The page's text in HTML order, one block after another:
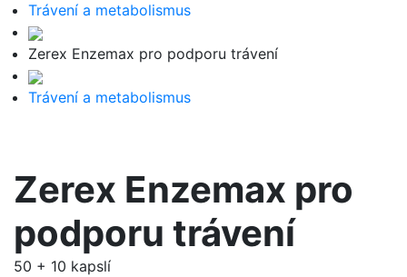
Trávení a metabolismus
Zerex Enzemax pro podporu trávení
Trávení a metabolismus
Zerex Enzemax pro
podporu trávení
50 + 10 kapslí